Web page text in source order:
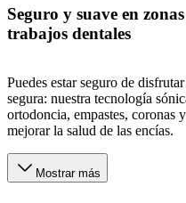
Seguro y suave en
trabajos dentales
Puedes estar seguro de
segura: nuestra tecnología
ortodoncia, empastes, coronas
mejorar la salud de las encías.
Mostrar más